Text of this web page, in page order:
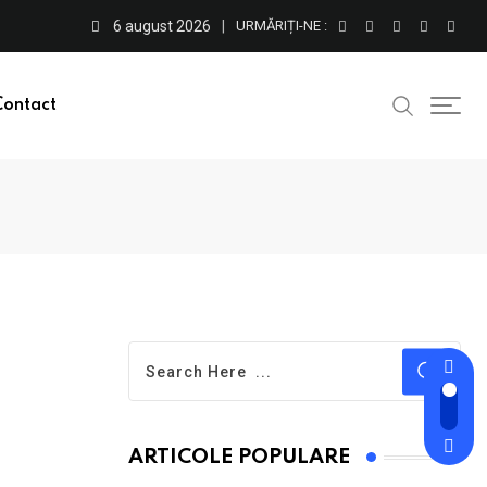
6 august 2026 URMĂRIȚI-NE :
ARTICOLE POPULARE